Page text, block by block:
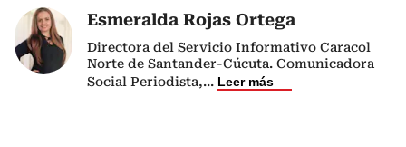
Esmeralda Rojas Ortega
Directora del Servicio Informativo Caracol
Norte de Santander-Cúcuta. Comunicadora
Social Periodista,... Leer más